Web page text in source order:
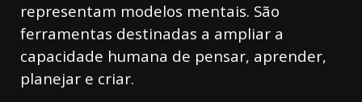
representam modelos mentais. São
ferramentas destinadas a ampliar a
capacidade humana de pensar, aprender,
planejar e criar.